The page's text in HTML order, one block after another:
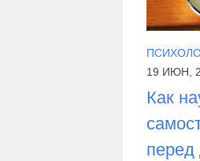
19 ИЮН,
Как
перед